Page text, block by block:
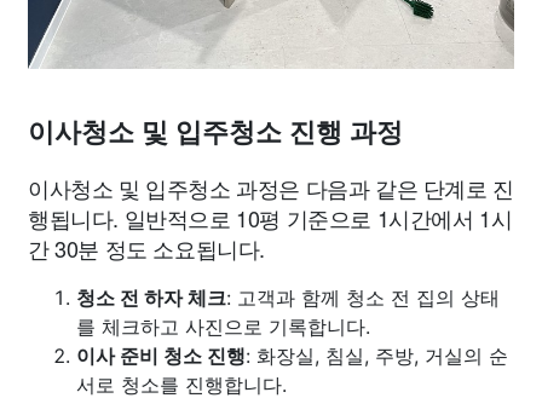
이사청소 및 입주청소 진행 과정
이사청소 및 입주청소 과정은 다음과 같은 단계로 진
행됩니다. 일반적으로 10평 기준으로 1시간에서 1시
간 30분 정도 소요됩니다.
청소 전 하자 체크: 고객과 함께 청소 전 집의 상태
를 체크하고 사진으로 기록합니다.
이사 준비 청소 진행: 화장실, 침실, 주방, 거실의 순
서로 청소를 진행합니다.